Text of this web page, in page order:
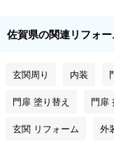
佐賀県の関連リフォ
玄関周り 内装
門扉 塗り替え 門扉
玄関 リフォーム 外